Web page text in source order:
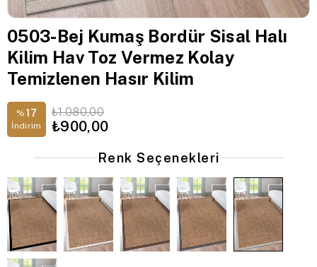
0503-Bej Kumaş Bordür Sisal Halı
Kilim Hav Toz Vermez Kolay
Temizlenen Hasır Kilim
% 17
İndirim
₺1.080,00
₺900,00
Renk Seçenekleri